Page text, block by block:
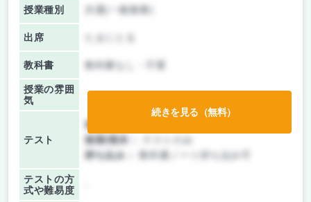
授業種別 共通(一般教養)
出席
教科書 教科書なし・不要
授業の雰囲
気
テスト
前期/中間：
後期/期末：
持ち込み：
教科書ノート持ち込み可
テストの方
式や難易度
続きを見る（無料）